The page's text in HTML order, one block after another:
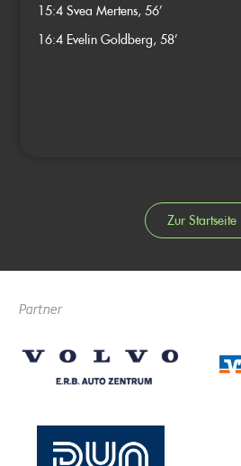
15:4 Svea Mertens, 56’
16:4 Evelin Goldberg, 58’
Zur Startseite
Partner